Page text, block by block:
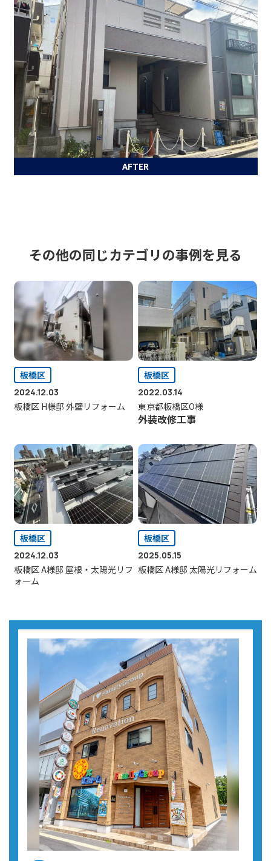
AFTER
その他の同じカテゴリの事例を見る
板橋区
2024.12.03
板橋区 H様邸 外壁リフォーム
板橋区
2022.03.14
東京都板橋区O様
外装改修工事
板橋区
2024.12.03
板橋区 A様邸 屋根・太陽光リフ
ォーム
板橋区
2025.05.15
板橋区 A様邸 太陽光リフォーム